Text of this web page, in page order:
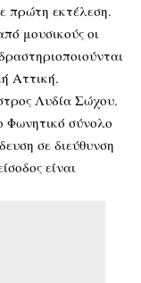
πρώτη εκτέλεση.
μουσικούς οι
Αττική.
Λυδία Σώχου.
Φωνητικό σύνολο
σε διεύθυνση
είναι